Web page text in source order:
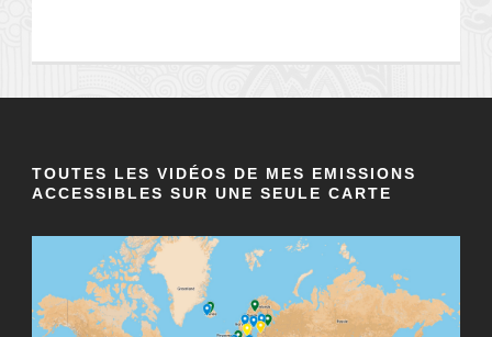
TOUTES LES VIDÉOS DE MES EMISSIONS
ACCESSIBLES SUR UNE SEULE CARTE